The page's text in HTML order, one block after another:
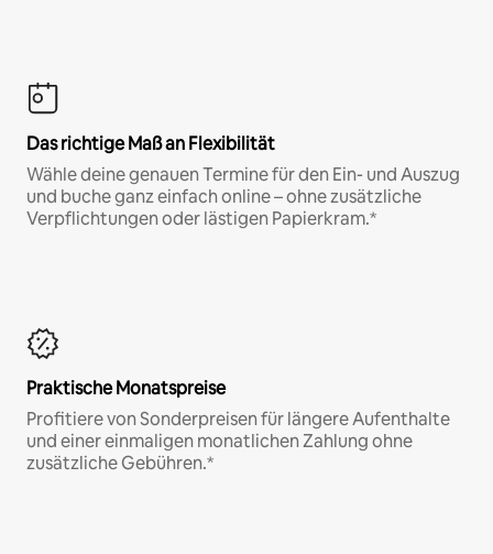
Das richtige Maß an Flexibilität
Wähle deine genauen Termine für den Ein- und Auszug
und buche ganz einfach online – ohne zusätzliche
Verpflichtungen oder lästigen Papierkram.*
Praktische Monatspreise
Profitiere von Sonderpreisen für längere Aufenthalte
und einer einmaligen monatlichen Zahlung ohne
zusätzliche Gebühren.*